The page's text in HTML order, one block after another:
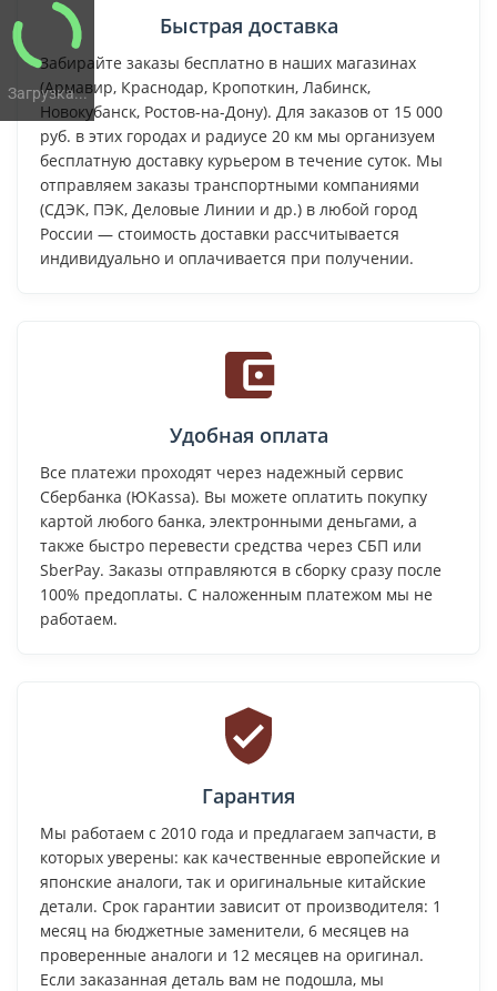
Загрузка...
Быстрая доставка
Забирайте заказы бесплатно в наших магазинах
(Армавир, Краснодар, Кропоткин, Лабинск,
Новокубанск, Ростов-на-Дону). Для заказов от 15 000
руб. в этих городах и радиусе 20 км мы организуем
бесплатную доставку курьером в течение суток. Мы
отправляем заказы транспортными компаниями
(СДЭК, ПЭК, Деловые Линии и др.) в любой город
России — стоимость доставки рассчитывается
индивидуально и оплачивается при получении.
Удобная оплата
Все платежи проходят через надежный сервис
Сбербанка (ЮKassa). Вы можете оплатить покупку
картой любого банка, электронными деньгами, а
также быстро перевести средства через СБП или
SberPay. Заказы отправляются в сборку сразу после
100% предоплаты. С наложенным платежом мы не
работаем.
Гарантия
Мы работаем с 2010 года и предлагаем запчасти, в
которых уверены: как качественные европейские и
японские аналоги, так и оригинальные китайские
детали. Срок гарантии зависит от производителя: 1
месяц на бюджетные заменители, 6 месяцев на
проверенные аналоги и 12 месяцев на оригинал.
Если заказанная деталь вам не подошла, мы